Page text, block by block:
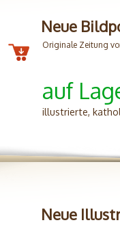
Neue
Originale Zeitung
auf
illustrierte,
Neue